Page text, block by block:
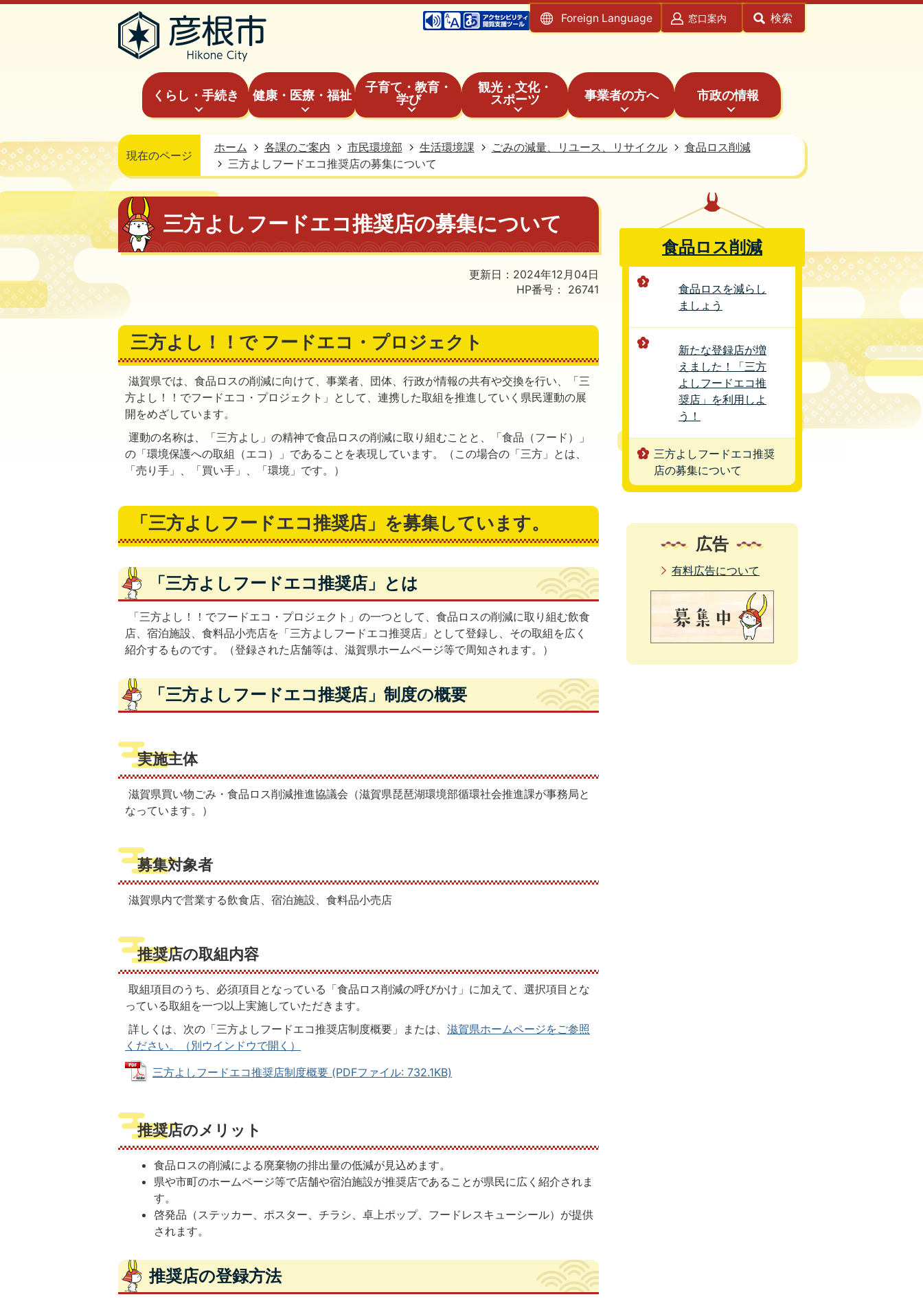
Foreign Language 窓口案内 検索
くらし・手続き 健康・医療・福祉
子育て・教育・
学び
観光・文化・
スポーツ
事業者の方へ 市政の情報
現在のページ
ホーム 各課のご案内 市民環境部 生活環境課 ごみの減量、リユース、リサイクル
食品ロス削減
三方よしフードエコ推奨店の募集について
三方よしフードエコ推奨店の募集について
更新日：2024年12月04日
HP番号：
26741
三方よし！！で フードエコ・プロジェクト
滋賀県では、食品ロスの削減に向けて、事業者、団体、行政が情報の共有や交換を行い、「三
方よし！！でフードエコ・プロジェクト」として、連携した取組を推進していく県民運動の展
開をめざしています。
運動の名称は、「三方よし」の精神で食品ロスの削減に取り組むことと、「食品（フード）」
の「環境保護への取組（エコ）」であることを表現しています。（この場合の「三方」とは、
「売り手」、「買い手」、「環境」です。）
「三方よしフードエコ推奨店」を募集しています。
「三方よしフードエコ推奨店」とは
「三方よし！！でフードエコ・プロジェクト」の一つとして、食品ロスの削減に取り組む飲食
店、宿泊施設、食料品小売店を「三方よしフードエコ推奨店」として登録し、その取組を広く
紹介するものです。（登録された店舗等は、滋賀県ホームページ等で周知されます。）
「三方よしフードエコ推奨店」制度の概要
実施主体
滋賀県買い物ごみ・食品ロス削減推進協議会（滋賀県琵琶湖環境部循環社会推進課が事務局と
なっています。）
募集対象者
滋賀県内で営業する飲食店、宿泊施設、食料品小売店
推奨店の取組内容
取組項目のうち、必須項目となっている「食品ロス削減の呼びかけ」に加えて、選択項目とな
っている取組を一つ以上実施していただきます。
詳しくは、次の「三方よしフードエコ推奨店制度概要」または、 滋賀県ホームページをご参照
ください。（別ウインドウで開く）
三方よしフードエコ推奨店制度概要 (PDFファイル: 732.1KB)
推奨店のメリット
食品ロスの削減による廃棄物の排出量の低減が見込めます。
県や市町のホームページ等で店舗や宿泊施設が推奨店であることが県民に広く紹介されま
す。
啓発品（ステッカー、ポスター、チラシ、卓上ポップ、フードレスキューシール）が提供
されます。
推奨店の登録方法
食品ロス削減
食品ロスを減らし
ましょう
新たな登録店が増
えました！「三方
よしフードエコ推
奨店」を利用しよ
う！
三方よしフードエコ推奨
店の募集について
広告
有料広告について